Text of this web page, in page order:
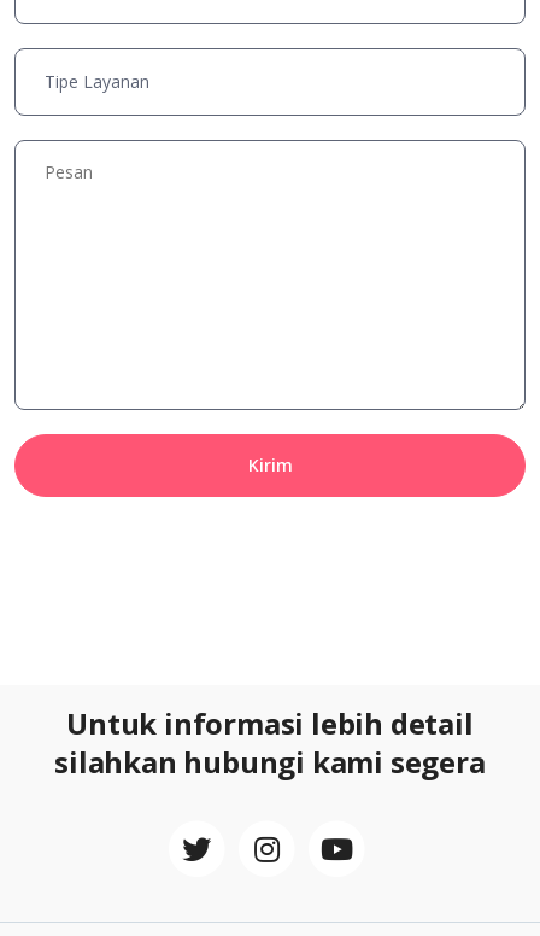
Kirim
Untuk informasi lebih detail
silahkan hubungi kami segera